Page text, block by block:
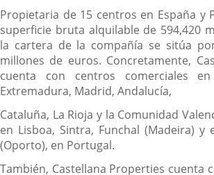
Propietaria de 15 centros en España y
superficie bruta alquilable de 594,420
la cartera de la compañía se sitúa
millones de euros. Concretamente,
cuenta con centros comerciales
Extremadura, Madrid, Andalucía,
Cataluña, La Rioja y la Comunidad
en Lisboa, Sintra, Funchal (Madeira)
(Oporto), en Portugal.
También, Castellana Properties cuenta